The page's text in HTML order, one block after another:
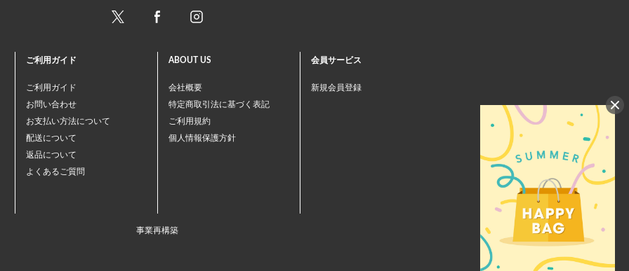
ご利用ガイド
ご利用ガイド
お問い合わせ
お支払い方法について
配送について
返品について
よくあるご質問
ABOUT US
会社概要
特定商取引法に基づく表記
ご利用規約
個人情報保護方針
会員サービス
新規会員登録
事業再構築